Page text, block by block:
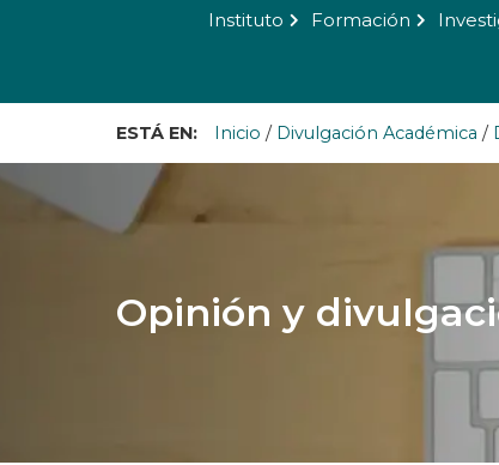
Instituto Formación
ESTÁ EN: Inicio / Divulgación Académica /
Opinión y